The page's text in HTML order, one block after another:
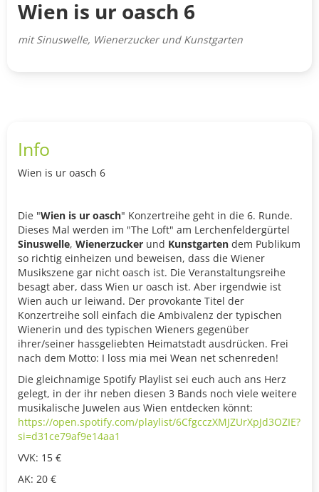
Wien is ur oasch 6
mit Sinuswelle, Wienerzucker und Kunstgarten
Info
Wien is ur oasch 6
Die "Wien is ur oasch" Konzertreihe geht in die 6. Runde.
Dieses Mal werden im "The Loft" am Lerchenfeldergürtel
Sinuswelle, Wienerzucker und Kunstgarten dem Publikum
so richtig einheizen und beweisen, dass die Wiener
Musikszene gar nicht oasch ist. Die Veranstaltungsreihe
besagt aber, dass Wien ur oasch ist. Aber irgendwie ist
Wien auch ur leiwand. Der provokante Titel der
Konzertreihe soll einfach die Ambivalenz der typischen
Wienerin und des typischen Wieners gegenüber
ihrer/seiner hassgeliebten Heimatstadt ausdrücken. Frei
nach dem Motto: I loss mia mei Wean net schenreden!
Die gleichnamige Spotify Playlist sei euch auch ans Herz
gelegt, in der ihr neben diesen 3 Bands noch viele weitere
musikalische Juwelen aus Wien entdecken könnt:
https://open.spotify.com/playlist/6CfgcczXMJZUrXpJd3OZIE?
si=d31ce79af9e14aa1
VVK: 15 €
AK: 20 €